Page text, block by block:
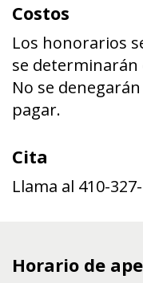
Costos
Los honorarios
se determinarán
No se
pagar.
Cita
Llama al 410-
Horario de